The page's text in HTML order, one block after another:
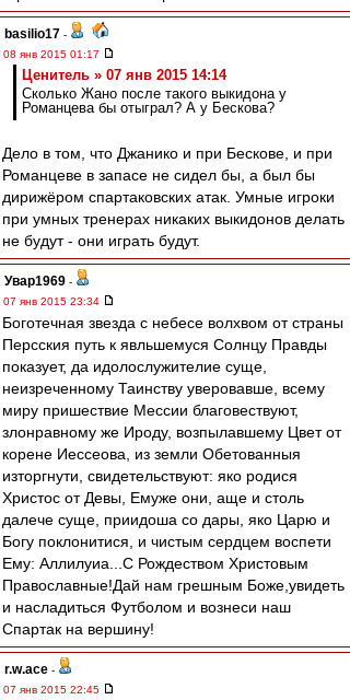
basilio17 -
08 янв 2015 01:17
Ценитель » 07 янв 2015 14:14
Сколько Жано после такого выкидона у
Романцева бы отыграл? А у Бескова?
Дело в том, что Джанико и при Бескове, и при
Романцеве в запасе не сидел бы, а был бы
дирижёром спартаковских атак. Умные игроки
при умных тренерах никаких выкидонов делать
не будут - они играть будут.
Увар1969 -
07 янв 2015 23:34
Боготечная звезда с небесе волхвом от страны
Персския путь к явльшемуся Солнцу Правды
показует, да идолослужителие суще,
неизреченному Таинству уверовавше, всему
миру пришествие Мессии благовествуют,
злонравному же Ироду, возпылавшему Цвет от
корене Иессеова, из земли Обетованныя
изторгнути, свидетельствуют: яко родися
Христос от Девы, Емуже они, аще и столь
далече суще, приидоша со дары, яко Царю и
Богу поклонитися, и чистым сердцем воспети
Ему: Аллилуиа...С Рождеством Христовым
Православные!Дай нам грешным Боже,увидеть
и насладиться Футболом и вознеси наш
Спартак на вершину!
r.w.ace -
07 янв 2015 22:45